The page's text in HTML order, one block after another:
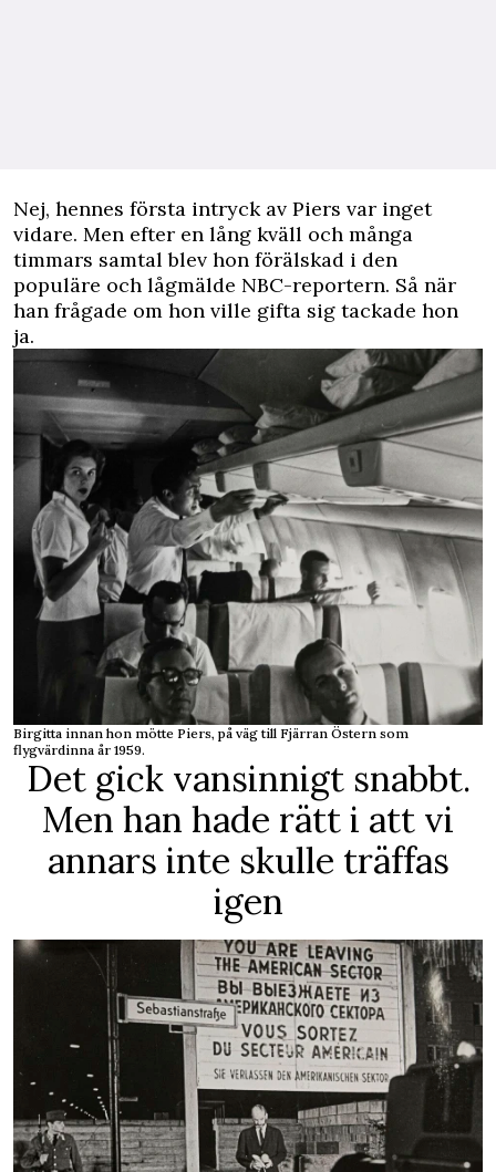
Nej, hennes första intryck av Piers var inget
vidare. Men efter en lång kväll och många
timmars samtal blev hon förälskad i den
populäre och lågmälde NBC-reportern. Så när
han frågade om hon ville gifta sig tackade hon
ja.
Birgitta innan hon mötte Piers, på väg till Fjärran Östern som
flygvärdinna år 1959.
Det gick vansinnigt snabbt.
Men han hade rätt i att vi
annars inte skulle träffas
igen